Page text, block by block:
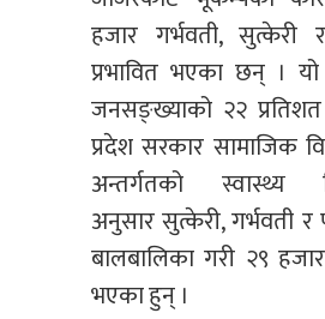
हजार गर्भवती, सुत्केरी
प्रभावित भएका छन् ।
जनसङ्ख्याको २२
प्रदेश सरकार सामाजिक
अन्तर्गतको स्वास्थ्य
अनुसार सुत्केरी, गर्भवती र
बालबालिका गरी २९
भएका हुन् ।